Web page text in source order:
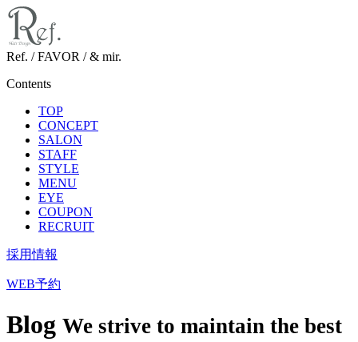
Ref. / FAVOR / & mir.
Contents
TOP
CONCEPT
SALON
STAFF
STYLE
MENU
EYE
COUPON
RECRUIT
採用情報
WEB予約
Blog We strive to maintain the best